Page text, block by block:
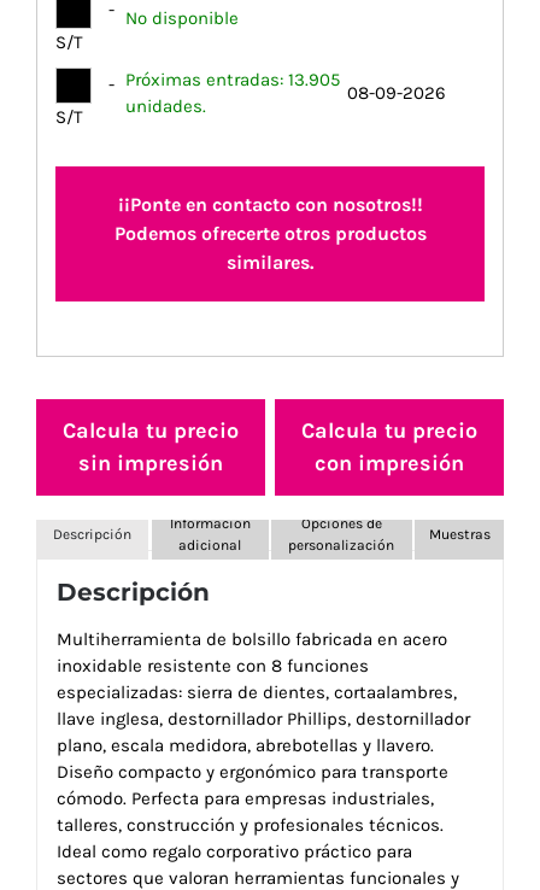
-
S/T
No disponible
-
S/T
Próximas entradas: 13.905
unidades.
08-09-2026
¡¡Ponte en contacto con nosotros!!
Podemos ofrecerte otros productos
similares.
Calcula tu precio
sin impresión
Calcula tu precio
con impresión
Descripción
Información
adicional
Opciones de
personalización
Muestras
Descripción
Multiherramienta de bolsillo fabricada en acero
inoxidable resistente con 8 funciones
especializadas: sierra de dientes, cortaalambres,
llave inglesa, destornillador Phillips, destornillador
plano, escala medidora, abrebotellas y llavero.
Diseño compacto y ergonómico para transporte
cómodo. Perfecta para empresas industriales,
talleres, construcción y profesionales técnicos.
Ideal como regalo corporativo práctico para
sectores que valoran herramientas funcionales y